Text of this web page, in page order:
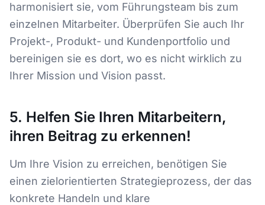
harmonisiert sie, vom Führungsteam bis zum
einzelnen Mitarbeiter. Überprüfen Sie auch Ihr
Projekt-, Produkt- und Kundenportfolio und
bereinigen sie es dort, wo es nicht wirklich zu
Ihrer Mission und Vision passt.
5. Helfen Sie Ihren Mitarbeitern,
ihren Beitrag zu erkennen!
Um Ihre Vision zu erreichen, benötigen Sie
einen zielorientierten Strategieprozess, der das
konkrete Handeln und klare